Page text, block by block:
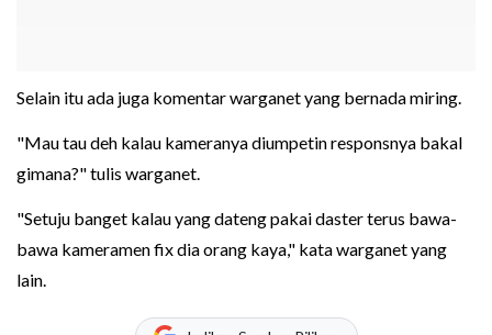
Selain itu ada juga komentar warganet yang bernada miring.
"Mau tau deh kalau kameranya diumpetin responsnya bakal
gimana?" tulis warganet.
"Setuju banget kalau yang dateng pakai daster terus bawa-
bawa kameramen fix dia orang kaya," kata warganet yang
lain.